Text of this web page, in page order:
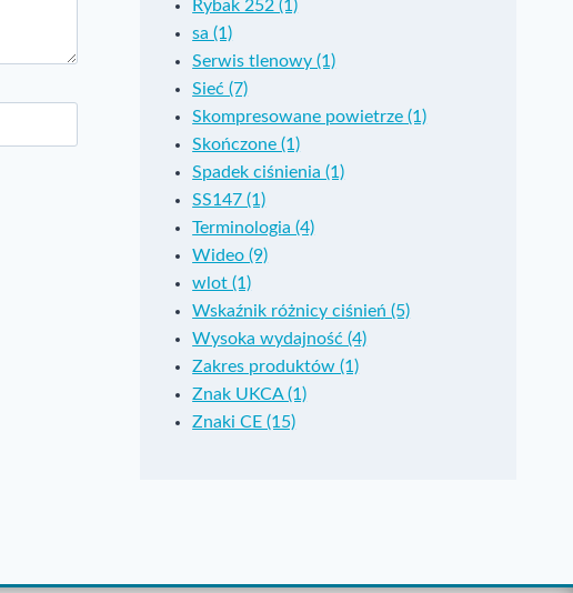
Rybak 252 (1)
sa (1)
Serwis tlenowy (1)
Sieć (7)
Skompresowane powietrze (1)
Skończone (1)
Spadek ciśnienia (1)
SS147 (1)
Terminologia (4)
Wideo (9)
wlot (1)
Wskaźnik różnicy ciśnień (5)
Wysoka wydajność (4)
Zakres produktów (1)
Znak UKCA (1)
Znaki CE (15)